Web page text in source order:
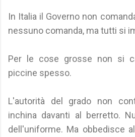
In Italia il Governo non
nessuno comanda, ma tutti si
Per le cose grosse non si
piccine spesso.
L'autorità del grado non
inchina davanti al berretto.
dell'uniforme. Ma obbedisce